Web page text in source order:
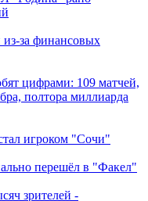
из-за финансовых
цифрами: 109 матчей,
полтора миллиарда
игроком "Сочи"
перешёл в "Факел"
зрителей -